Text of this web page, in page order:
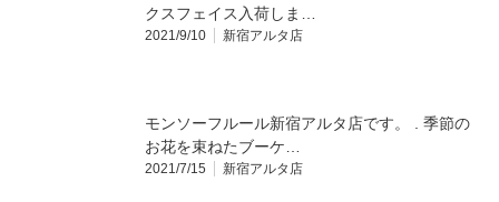
クスフェイス入荷しま…
2021/9/10 新宿アルタ店
モンソーフルール新宿アルタ店です。 . 季節の
お花を束ねたブーケ…
2021/7/15 新宿アルタ店